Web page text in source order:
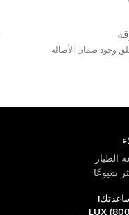
وآمنة مع 25000+ خلق وجود ضمان الأصالة
الطيار
شيوعًا